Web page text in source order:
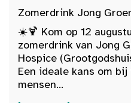
Zomerdrink Jong
☀️🍹 Kom op 12
zomerdrink van Jong
Hospice
Een ideale kans om
mensen...